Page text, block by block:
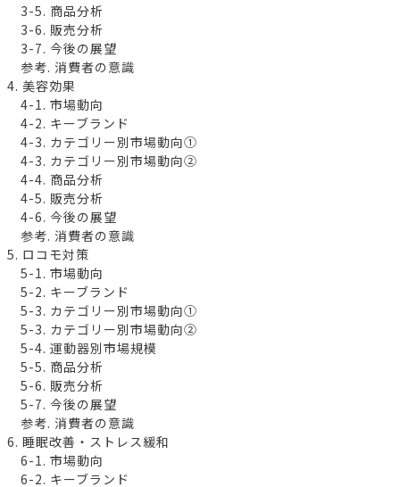
3-5. 商品分析
3-6. 販売分析
3-7. 今後の展望
参考. 消費者の意識
4. 美容効果
4-1. 市場動向
4-2. キーブランド
4-3. カテゴリー別市場動向①
4-3. カテゴリー別市場動向②
4-4. 商品分析
4-5. 販売分析
4-6. 今後の展望
参考. 消費者の意識
5. ロコモ対策
5-1. 市場動向
5-2. キーブランド
5-3. カテゴリー別市場動向①
5-3. カテゴリー別市場動向②
5-4. 運動器別市場規模
5-5. 商品分析
5-6. 販売分析
5-7. 今後の展望
参考. 消費者の意識
6. 睡眠改善・ストレス緩和
6-1. 市場動向
6-2. キーブランド